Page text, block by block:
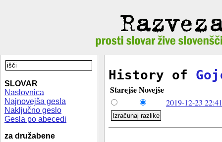
SLOVAR
Naslovnica
Najnovejša gesla
Naključno geslo
Gesla po abecedi
za družabene
History of
StarejšeNovejše
2019-12-23